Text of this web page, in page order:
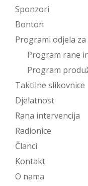
Sponzori
Bonton
Programi odjela
Program rane
Program
Taktilne slikovnice
Djelatnost
Rana intervencija
Radionice
Članci
Kontakt
O nama